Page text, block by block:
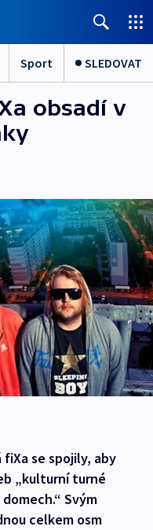
Sport SLEDOVAT
obsadí v
fiXa se spojily, aby
„kulturní turné
Svým
celkem osm